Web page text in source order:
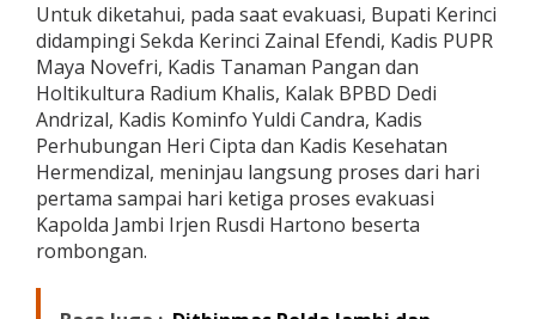
a
s
i
Untuk diketahui, pada saat evakuasi, Bupati Kerinci
didampingi Sekda Kerinci Zainal Efendi, Kadis PUPR
Maya Novefri, Kadis Tanaman Pangan dan
Holtikultura Radium Khalis, Kalak BPBD Dedi
Andrizal, Kadis Kominfo Yuldi Candra, Kadis
Perhubungan Heri Cipta dan Kadis Kesehatan
Hermendizal, meninjau langsung proses dari hari
pertama sampai hari ketiga proses evakuasi
Kapolda Jambi Irjen Rusdi Hartono beserta
rombongan.